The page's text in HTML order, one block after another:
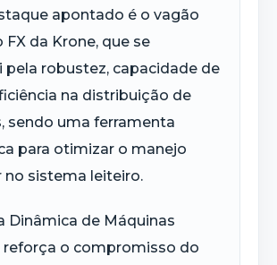
apontado é o vagão
FX da Krone, que se
pela robustez, capacidade de
na distribuição de
sendo uma ferramenta
para otimizar o manejo
no sistema leiteiro.
Dinâmica de Máquinas
reforça o compromisso do